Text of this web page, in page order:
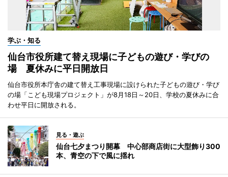
学ぶ・知る
仙台市役所建て替え現場に子どもの遊び・学びの
場 夏休みに平日開放日
仙台市役所本庁舎の建て替え工事現場に設けられた子どもの遊び・学び
の場「こども現場プロジェクト」が8月18日～20日、学校の夏休みに合
わせ平日に開放される。
見る・遊ぶ
仙台七夕まつり開幕 中心部商店街に大型飾り300
本、青空の下で風に揺れ